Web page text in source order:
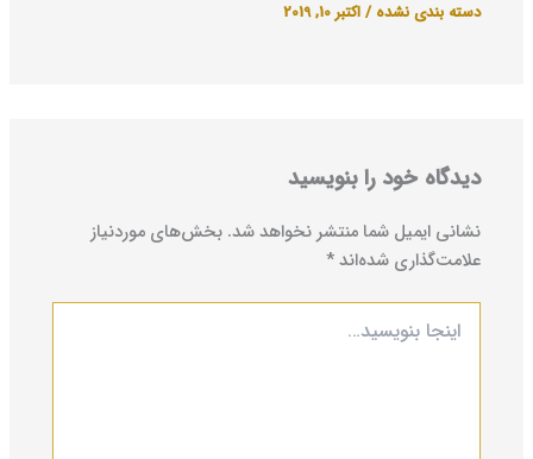
دسته بندی نشده /اکتبر 10, 2019
دیدگاه‌ خود را بنویسید
نشانی ایمیل شما منتشر نخواهد شد. بخش‌های موردنیاز
علامت‌گذاری شده‌اند*
بنویسید…